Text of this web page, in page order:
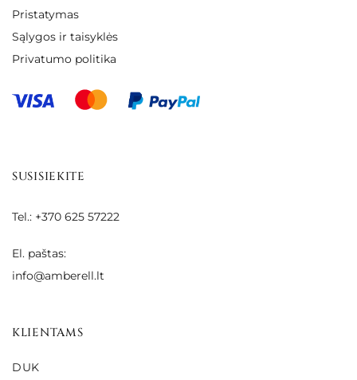
Pristatymas
Sąlygos ir taisyklės
Privatumo politika
SUSISIEKITE
Tel.: +370 625 57222
El. paštas:
info@amberell.lt
KLIENTAMS
DUK